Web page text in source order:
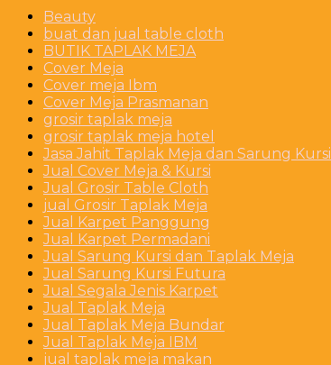
Beauty
buat dan jual table cloth
BUTIK TAPLAK MEJA
Cover Meja
Cover meja Ibm
Cover Meja Prasmanan
grosir taplak meja
grosir taplak meja hotel
Jasa Jahit Taplak Meja dan Sarung Kursi
Jual Cover Meja & Kursi
Jual Grosir Table Cloth
jual Grosir Taplak Meja
Jual Karpet Panggung
Jual Karpet Permadani
Jual Sarung Kursi dan Taplak Meja
Jual Sarung Kursi Futura
Jual Segala Jenis Karpet
Jual Taplak Meja
Jual Taplak Meja Bundar
Jual Taplak Meja IBM
jual taplak meja makan